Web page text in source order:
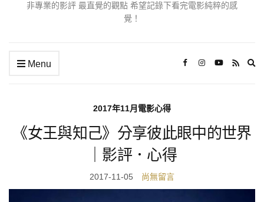
非專業的影評 最直覺的觀點 希望記錄下看完電影純粹的感
覺！
Menu
2017年11月電影心得
《女王與知己》分享彼此眼中的世界
｜影評．心得
2017-11-05 尚無留言